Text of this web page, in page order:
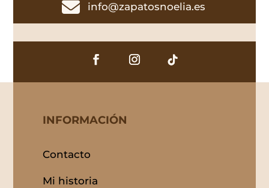
 info@zapatosnoelia.es
INFORMACIÓN
Contacto
Mi historia